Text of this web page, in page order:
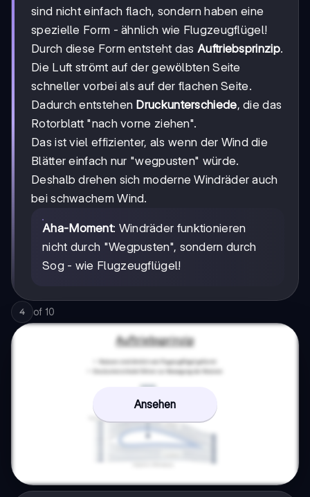
sind nicht einfach flach, sondern haben eine
spezielle Form - ähnlich wie Flugzeugflügel!
Durch diese Form entsteht das Auftriebsprinzip.
Die Luft strömt auf der gewölbten Seite
schneller vorbei als auf der flachen Seite.
Dadurch entstehen Druckunterschiede, die das
Rotorblatt "nach vorne ziehen".
Das ist viel effizienter, als wenn der Wind die
Blätter einfach nur "wegpusten" würde.
Deshalb drehen sich moderne Windräder auch
bei schwachem Wind.
Aha-Moment: Windräder funktionieren
nicht durch "Wegpusten", sondern durch
Sog - wie Flugzeugflügel!
4 of 10
Ansehen